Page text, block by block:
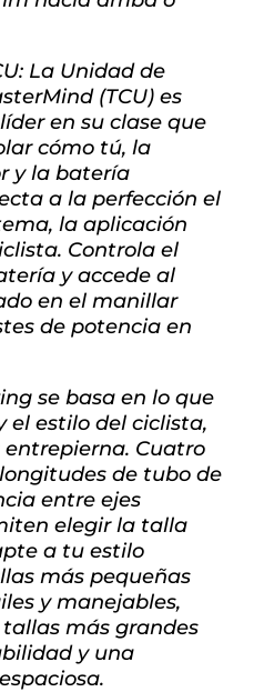
La Unidad de
(TCU) es
en su clase que
cómo tú, la
y la batería
a la perfección el
la aplicación
Controla el
y accede al
en el manillar
de potencia en
se basa en lo que
estilo del ciclista,
Cuatro
de tubo de
entre ejes
elegir la talla
a tu estilo
más pequeñas
y manejables,
más grandes
y una